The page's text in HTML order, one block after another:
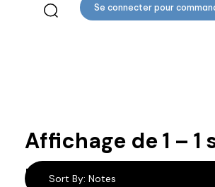
Se connecter pour
Affichage de 1 – 1
résultats
Sort By: Notes